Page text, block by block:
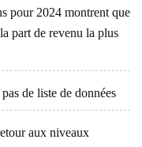
pour 2024 montrent que
part de revenu la plus
de liste de données
aux niveaux